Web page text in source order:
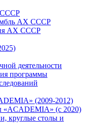
СССР
АХ СССР
АХ СССР
деятельности
программы
(2009-2012)
«ACADEMIA» (с 2020)
круглые столы и